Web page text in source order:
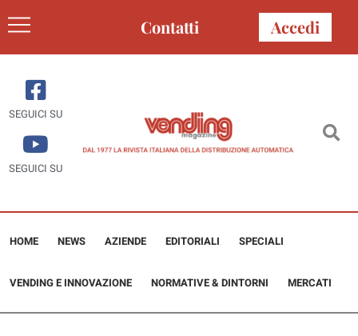
Contatti Accedi
SEGUICI SU
SEGUICI SU
HOME NEWS AZIENDE EDITORIALI SPECIALI
VENDING E INNOVAZIONE NORMATIVE & DINTORNI MERCATI